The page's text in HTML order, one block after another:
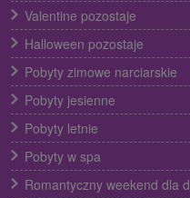
Valentine pozostaje
Halloween pozostaje
Pobyty zimowe narciarskie
Pobyty jesienne
Pobyty letnie
Pobyty w spa
Romantyczny weekend dla